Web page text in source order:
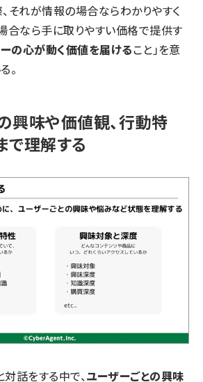
それが情報の場合ならわかりやすく
合なら手に取りやすい価格で提供す
の心が動く価値を届けること」を意
。
興味や価値観、行動特
で理解する
話をする中で、ユーザーごとの興味